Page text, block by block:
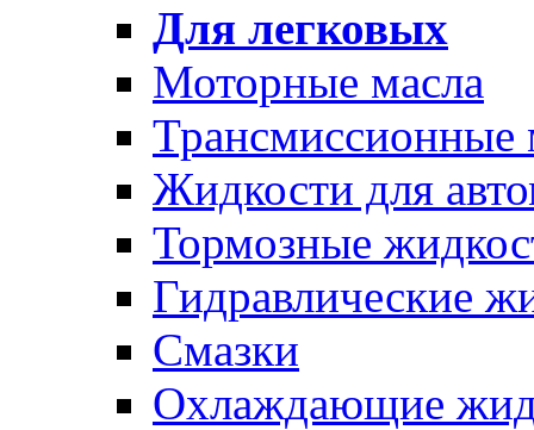
Для легковых
Моторные масла
Трансмиссионные
Жидкости для
Тормозные
Гидравлические
Смазки
Охлаждающие